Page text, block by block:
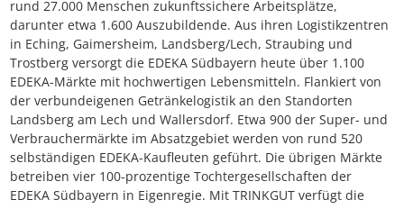
rund 27.000 Menschen zukunftssichere Arbeitsplätze,
darunter etwa 1.600 Auszubildende. Aus ihren Logistikzentren
in Eching, Gaimersheim, Landsberg/Lech, Straubing und
Trostberg versorgt die EDEKA Südbayern heute über 1.100
EDEKA-Märkte mit hochwertigen Lebensmitteln. Flankiert von
der verbundeigenen Getränkelogistik an den Standorten
Landsberg am Lech und Wallersdorf. Etwa 900 der Super- und
Verbrauchermärkte im Absatzgebiet werden von rund 520
selbständigen EDEKA-Kaufleuten geführt. Die übrigen Märkte
betreiben vier 100-prozentige Tochtergesellschaften der
EDEKA Südbayern in Eigenregie. Mit TRINKGUT verfügt die